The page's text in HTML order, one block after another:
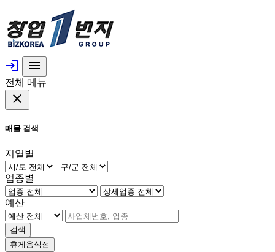
login menu
전체 메뉴
close
매물 검색
지열별
업종별
예산
검색
휴게음식점